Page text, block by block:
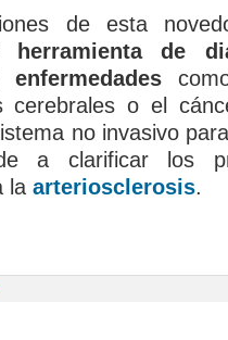
de esta
herramienta de
cerebrales o el
no invasivo
a clarificar los
la arteriosclerosis.